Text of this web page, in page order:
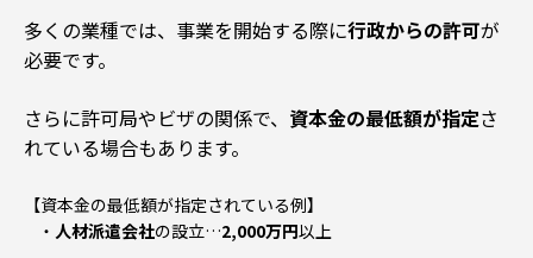
多くの業種では、事業を開始する際に行政からの許可が
必要です。
さらに許可局やビザの関係で、 資本金の最低額が指定さ
れている場合もあります。
【資本金の最低額が指定されている例】
人材派遣会社の設立…2,000万円以上